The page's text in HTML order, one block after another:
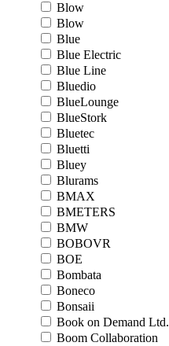
Blow
Blow
Blue
Blue Electric
Blue Line
Bluedio
BlueLounge
BlueStork
Bluetec
Bluetti
Bluey
Blurams
BMAX
BMETERS
BMW
BOBOVR
BOE
Bombata
Boneco
Bonsaii
Book on Demand Ltd.
Boom Collaboration